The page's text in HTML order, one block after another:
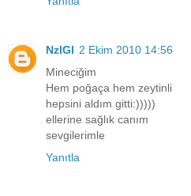
NzlGl 2 Ekim 2010 14:56
Mineciğim
Hem poğaça hem zeytinli
hepsini aldım gitti:)))))
ellerine sağlık canım
sevgilerimle
Yanıtla